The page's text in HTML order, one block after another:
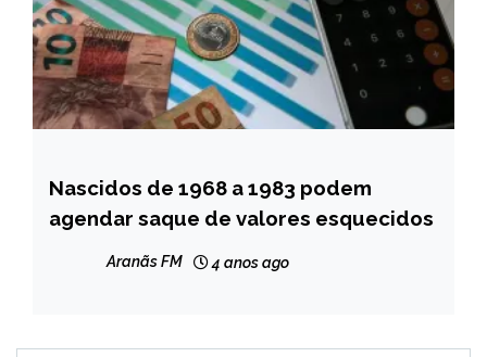
BRASIL
NOTÍCIAS
Nascidos de 1968 a 1983 podem
agendar saque de valores esquecidos
Aranãs FM 4 anos ago